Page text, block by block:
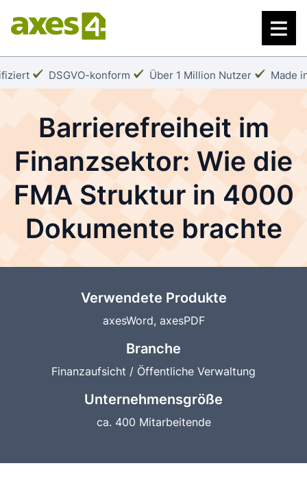
Zum
Hauptinhalt
Häkchen:
DSGVO-konform
Häkchen:
Über 1 Million Nutzer Made
Barrierefreiheit im
Finanzsektor: Wie die
FMA Struktur in 4000
Dokumente brachte
Verwendete Produkte
axesWord, axesPDF
Branche
Finanzaufsicht / Öffentliche Verwaltung
Unternehmensgröße
ca. 400 Mitarbeitende